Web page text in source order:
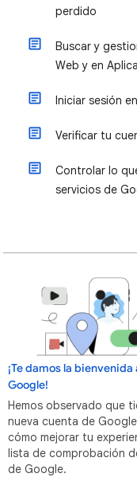
perdido
Buscar y
Web y en
Iniciar sesión
Verificar tu
Controlar lo
servicios de
¡Te damos la
Google!
Hemos observado que
nueva cuenta de
cómo mejorar tu
lista de comprobación
de Google.